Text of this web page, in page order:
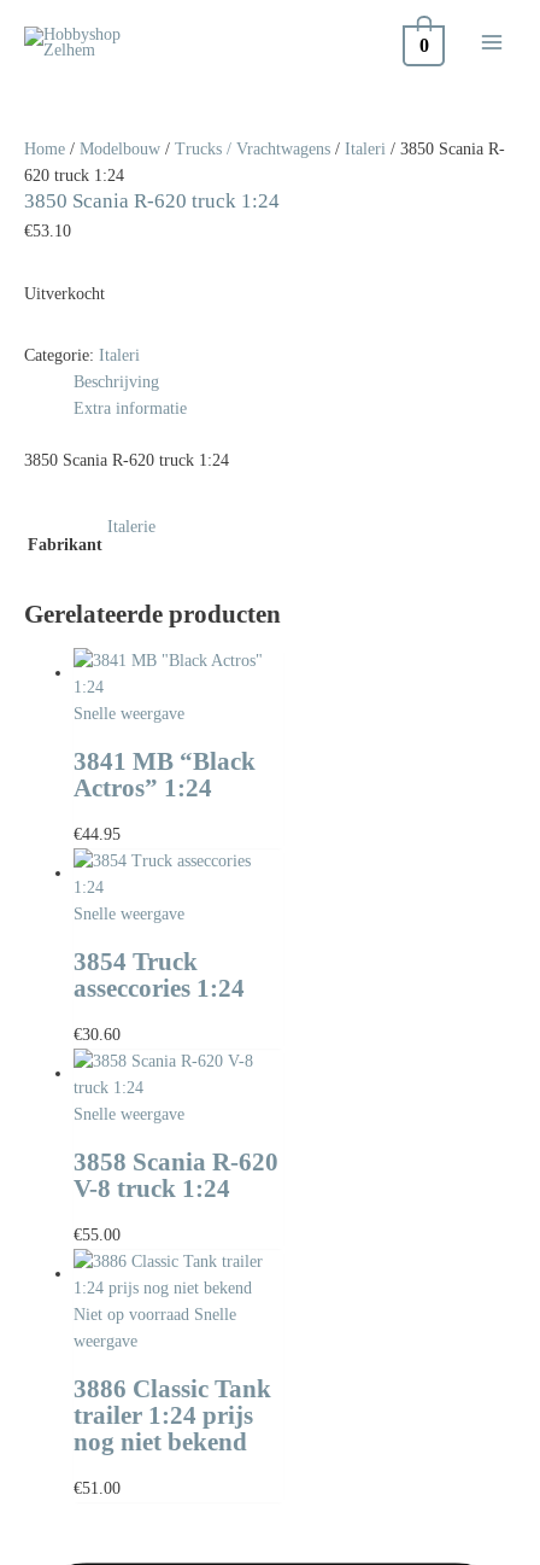
naar
0
Home / Modelbouw / Trucks / Vrachtwagens / Italeri / 3850 Scania R-
620 truck 1:24
3850 Scania R-620 truck 1:24
€53.10
Uitverkocht
Categorie: Italeri
Beschrijving
Extra informatie
3850 Scania R-620 truck 1:24
Fabrikant
Italerie
Gerelateerde producten
Snelle weergave
3841 MB “Black
Actros” 1:24
€44.95
Snelle weergave
3854 Truck
asseccories 1:24
€30.60
Snelle weergave
3858 Scania R-620
V-8 truck 1:24
€55.00
Niet op voorraad Snelle
weergave
3886 Classic Tank
trailer 1:24 prijs
nog niet bekend
€51.00